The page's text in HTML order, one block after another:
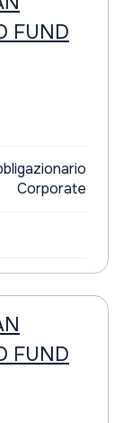
FUND
Corporate
FUND